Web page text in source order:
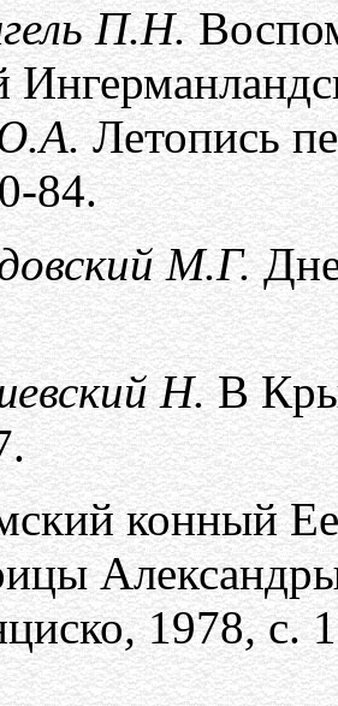
П.Н.
Летопись
84.
М.Г.
Н.В
конный
,1978,с.